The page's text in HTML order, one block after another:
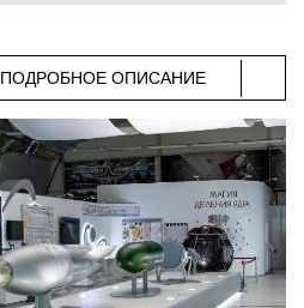
ПОДРОБНОЕ ОПИСАНИЕ